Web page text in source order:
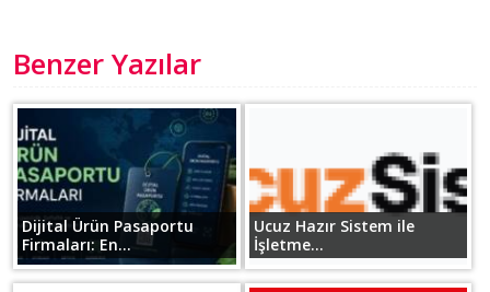
Benzer Yazılar
Dijital Ürün Pasaportu
Firmaları: En...
Ucuz Hazır Sistem ile
İşletme...